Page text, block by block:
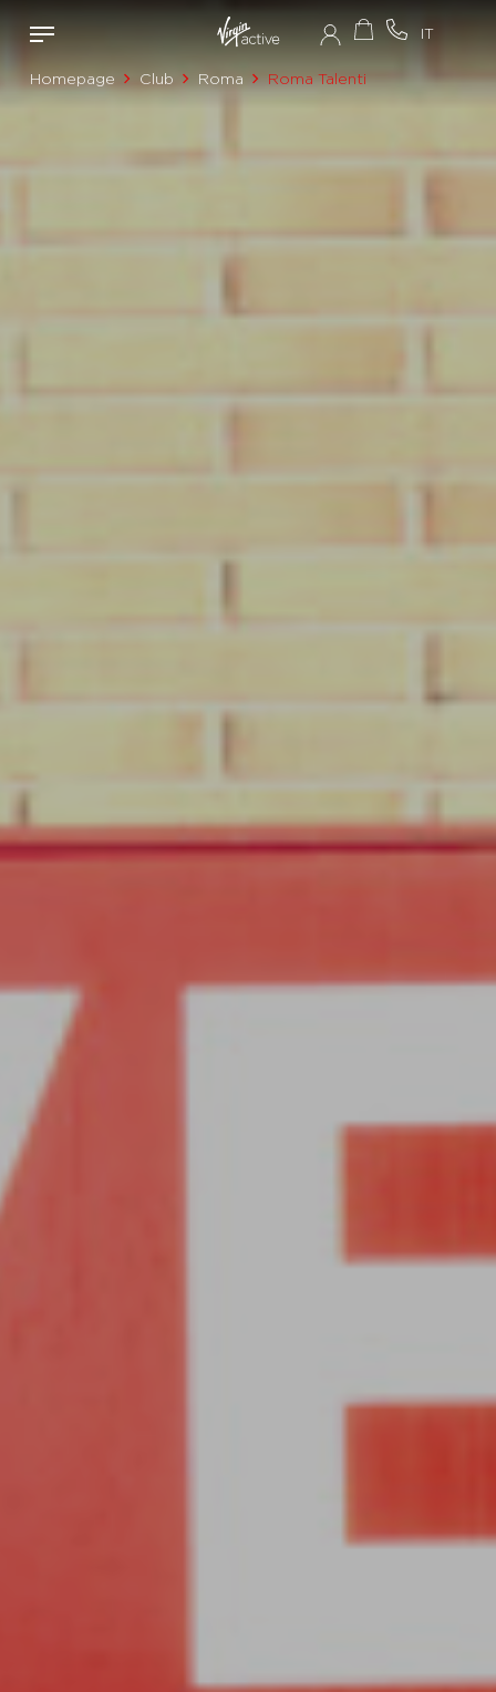
Homepage Club Roma Roma Talenti